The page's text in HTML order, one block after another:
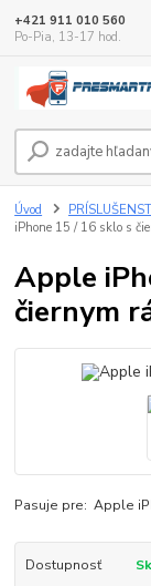
+421 911 010 560
Po-Pia, 13-17 hod.
Úvod
iPhone 15 / 16 sklo s
Apple
čiernym
Pasuje pre: Apple
Dostupnosť